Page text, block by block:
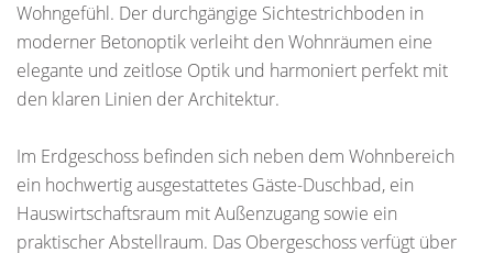
Wohngefühl. Der durchgängige Sichtestrichboden in
moderner Betonoptik verleiht den Wohnräumen eine
elegante und zeitlose Optik und harmoniert perfekt mit
den klaren Linien der Architektur.
Im Erdgeschoss befinden sich neben dem Wohnbereich
ein hochwertig ausgestattetes Gäste-Duschbad, ein
Hauswirtschaftsraum mit Außenzugang sowie ein
praktischer Abstellraum. Das Obergeschoss verfügt über